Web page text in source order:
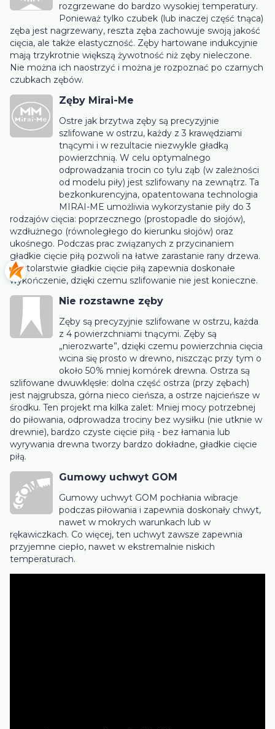
rozgrzewane do bardzo wysokiej temperatury.
Ponieważ tylko czubek (lub inaczej część tnąca)
zęba jest nagrzewany, reszta zęba zachowuje swoją jakość
cięcia, ale także elastyczność. Zęby hartowane indukcyjnie
mają trzykrotnie większą żywotność niż zęby nieleczone.
Nie można ich naostrzyć i można je rozpoznać po czarnych
czubkach zębów.
Zęby Mirai-Me
Ostre jak brzytwa zęby są precyzyjnie
szlifowane w ostrzu, każdy z 3 krawędziami
tnącymi i w rezultacie niezwykle gładką
powierzchnią. W celu optymalnego
odprowadzania trocin co tylu ząb (w zależności
od modelu piły) jest szlifowany na zewnątrz. Ta
bezkonkurencyjna, opatentowana technologia
MIRAI-ME umożliwia wykorzystanie piły do ​​3
rodzajów cięcia: poprzecznego (prostopadle do słojów),
wzdłużnego (równoległego do kierunku słojów) oraz
ukośnego. Podczas prac związanych z przycinaniem
gładkie cięcie piłą pozwoli na łatwe zarastanie rany drzewa.
W stolarstwie gładkie cięcie piłą zapewnia doskonałe
wykończenie, dzięki czemu szlifowanie nie jest konieczne.
Nie rozstawne zęby
Zęby są precyzyjnie szlifowane w ostrzu, każda
z 4 powierzchniami tnącymi. Zęby są
„nierozwarte”, dzięki czemu powierzchnia cięcia
wcina się prosto w drewno, niszcząc przy tym o
około 50% mniej komórek drewna. Ostrza są
szlifowane dwuwklęsłe: dolna część ostrza (przy zębach)
jest najgrubsza, górna nieco cieńsza, a ostrze najcieńsze w
środku. Ten projekt ma kilka zalet: Mniej mocy potrzebnej
do piłowania, odprowadza trociny bez wysiłku (nie utknie w
drewnie), bardzo czyste cięcie piłą - bez łamania lub
wyrywania drewna tworzy bardzo dokładne, gładkie cięcie
piłą.
Gumowy uchwyt GOM
Gumowy uchwyt GOM pochłania wibracje
podczas piłowania i zapewnia doskonały chwyt,
nawet w mokrych warunkach lub w
rękawiczkach. Co więcej, ten uchwyt zawsze zapewnia
przyjemne ciepło, nawet w ekstremalnie niskich
temperaturach.